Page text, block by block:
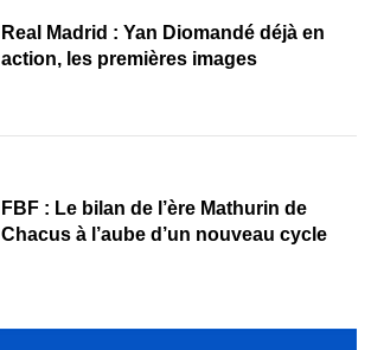
Real Madrid : Yan Diomandé déjà en
action, les premières images
FBF : Le bilan de l’ère Mathurin de
Chacus à l’aube d’un nouveau cycle